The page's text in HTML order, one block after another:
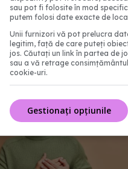
Explicațiile unui
sau pot fi folosite în mod
putem folosi date exacte de
Unii furnizori vă pot prelucra
legitim, față de care puteți
jos. Căutați un link în partea de
sau a vă retrage
cookie-uri.
Gestionați opțiunile